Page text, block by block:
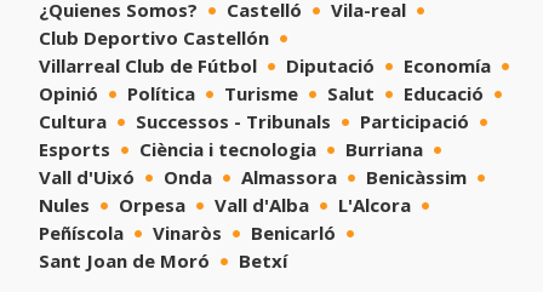
¿Quienes Somos? Castelló
Vila-real
Club Deportivo Castellón
Villarreal Club de Fútbol
Diputació
Economía
Opinió
Política Turisme Salut
Educació
Cultura
Successos - Tribunals
Participació
Esports
Ciència i tecnologia
Burriana
Vall d'Uixó
Onda Almassora
Benicàssim
Nules
Orpesa Vall d'Alba
L'Alcora
Peñíscola
Vinaròs
Benicarló
Sant Joan de Moró
Betxí